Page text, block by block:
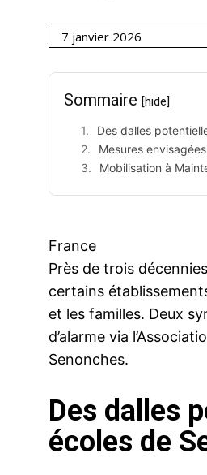
7 janvier 2026
Sommaire [hide]
Des dalles
Mesures
Mobilisation à
France
Près de trois
certains
et les familles. Deux
d’alarme via
Senonches.
Des dalles
écoles de